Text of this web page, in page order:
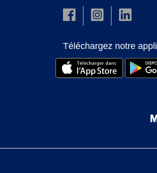
Téléchargez notre appli